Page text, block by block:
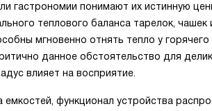
гастрономии понимают их истинную
теплового баланса тарелок, чашек
мгновенно отнять тепло у
данное обстоятельство для
влияет на восприятие.
функционал устройства